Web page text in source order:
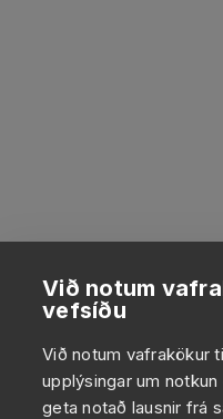
Við notum
vefsíðu
Við notum vafrakökur
upplýsingar um
geta notað lausnir frá